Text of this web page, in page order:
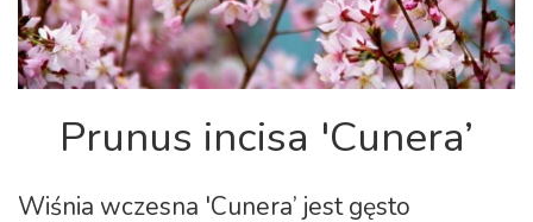
Prunus incisa 'Cunera’
Wiśnia wczesna 'Cunera’ jest gęsto